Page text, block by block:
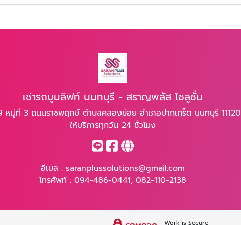
เช่ารถบูมลิฟท์ นนทบุรี - สราญพลัส โซลูชั่น
หมู่ที่ 3 ถนนราชพฤกษ์ ตำบลคลองข่อย อำเภอปากเกร็ด นนทบุรี 11120
ให้บริการทุกวัน 24 ชั่วโมง
อีเมล : saranplussolutions@gmail.com
โทรศัพท์ : 094-486-0441, 082-110-2138
Work is Secure